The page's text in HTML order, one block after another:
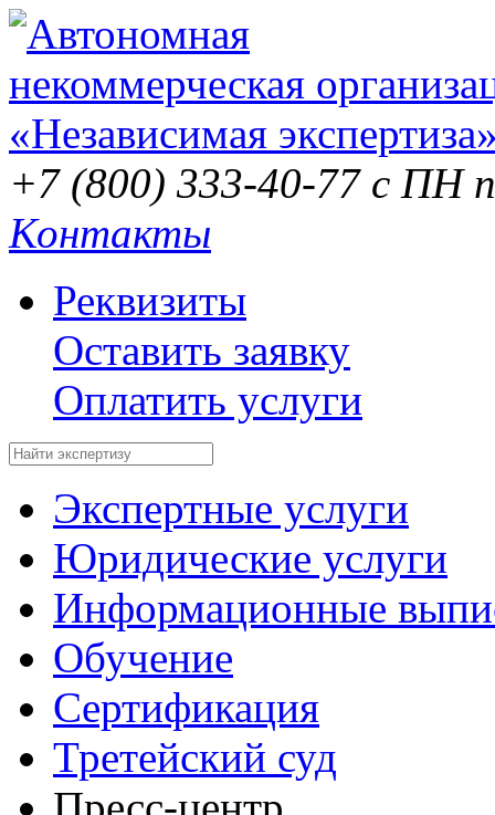
+7 (800) 333-40-77 с ПН
Контакты
Реквизиты
Оставить заявку
Оплатить услуги
Экспертные услуги
Юридические услуги
Информационные
Обучение
Сертификация
Третейский суд